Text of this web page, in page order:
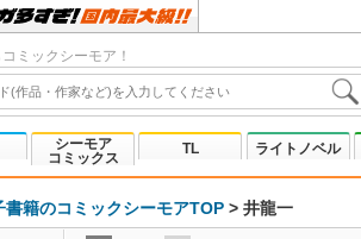
ミックシーモア！
シーモア
コミックス
TL ライトノベル
籍のコミックシーモアTOP > 井龍一